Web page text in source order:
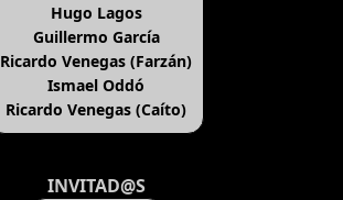
Hugo Lagos
Guillermo García
Ricardo Venegas (Farzán)
Ismael Oddó
Ricardo Venegas (Caíto)
INVITAD@S